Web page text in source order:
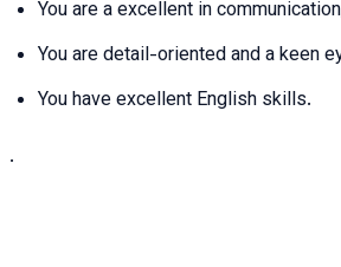
You are a excellent in
You are detail-oriented and a keen
You have excellent English skills.
.